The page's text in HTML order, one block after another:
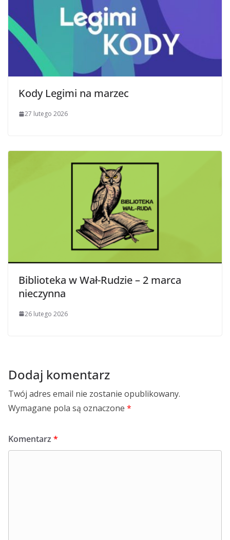
Kody Legimi na marzec
27 lutego 2026
Biblioteka w Wał-Rudzie – 2 marca
nieczynna
26 lutego 2026
Dodaj komentarz
Twój adres email nie zostanie opublikowany.
Wymagane pola są oznaczone *
Komentarz *